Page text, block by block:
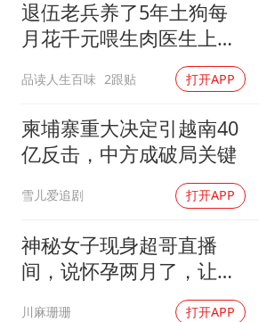
吉林一“温度
奋进开新局 实
退伍老兵养了5年土狗每
月花千元喂生肉医生上门
品读人生百味 2跟贴 打开APP
柬埔寨重大决定引越南40
亿反击，中方成破局关键
雪儿爱追剧 打开APP
神秘女子现身超哥直播
间，说怀孕两月了，让超
哥马上给她转5000元
川麻珊珊 打开APP